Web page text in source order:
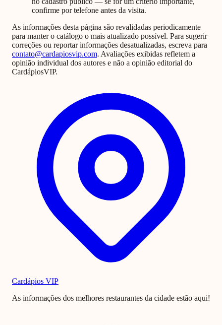
confirme por telefone antes da visita.
As informações desta página são revalidadas periodicamente
para manter o catálogo o mais atualizado possível. Para sugerir
correções ou reportar informações desatualizadas, escreva para
contato@cardapiosvip.com. Avaliações exibidas refletem a
opinião individual dos autores e não a opinião editorial do
CardápiosVIP.
Cardápios VIP
As informações dos melhores restaurantes da cidade estão aqui!